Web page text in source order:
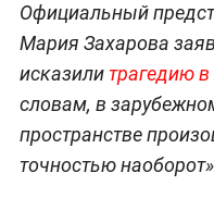
Официальный
Мария Захарова
исказили трагедию
словам, в
пространстве
точностью